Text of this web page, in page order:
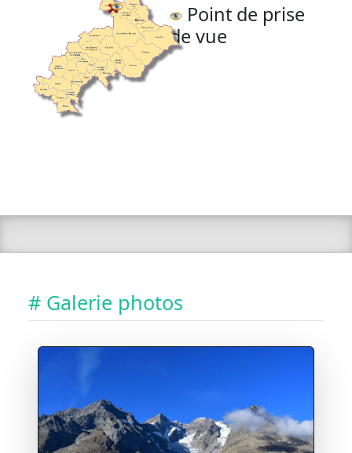
Point de prise
de vue
# Galerie photos